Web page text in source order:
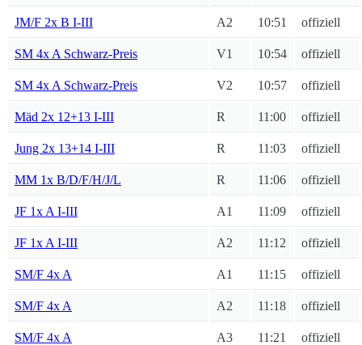
JM/F 2x B I-III A2 10:51 offiziell
SM 4x A Schwarz-Preis V1 10:54 offiziell
SM 4x A Schwarz-Preis V2 10:57 offiziell
Mäd 2x 12+13 I-III R 11:00 offiziell
Jung 2x 13+14 I-III R 11:03 offiziell
MM 1x B/D/F/H/J/L R 11:06 offiziell
JF 1x A I-III A1 11:09 offiziell
JF 1x A I-III A2 11:12 offiziell
SM/F 4x A A1 11:15 offiziell
SM/F 4x A A2 11:18 offiziell
SM/F 4x A A3 11:21 offiziell